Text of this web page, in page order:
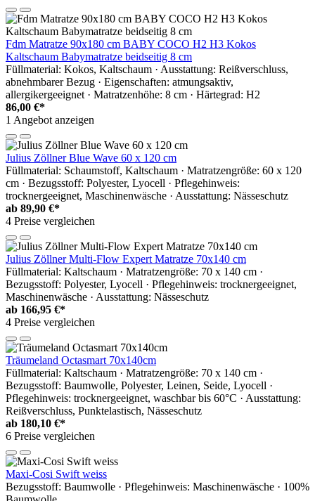
Fdm Matratze 90x180 cm BABY COCO H2 H3 Kokos
Kaltschaum Babymatratze beidseitig 8 cm
Füllmaterial: Kokos, Kaltschaum · Ausstattung: Reißverschluss,
abnehmbarer Bezug · Eigenschaften: atmungsaktiv,
allergikergeeignet · Matratzenhöhe: 8 cm · Härtegrad: H2
86,00 €*
1 Angebot anzeigen
Julius Zöllner Blue Wave 60 x 120 cm
Füllmaterial: Schaumstoff, Kaltschaum · Matratzengröße: 60 x 120
cm · Bezugsstoff: Polyester, Lyocell · Pflegehinweis:
trocknergeeignet, Maschinenwäsche · Ausstattung: Nässeschutz
ab 89,90 €*
4 Preise vergleichen
Julius Zöllner Multi-Flow Expert Matratze 70x140 cm
Füllmaterial: Kaltschaum · Matratzengröße: 70 x 140 cm ·
Bezugsstoff: Polyester, Lyocell · Pflegehinweis: trocknergeeignet,
Maschinenwäsche · Ausstattung: Nässeschutz
ab 166,95 €*
4 Preise vergleichen
Träumeland Octasmart 70x140cm
Füllmaterial: Kaltschaum · Matratzengröße: 70 x 140 cm ·
Bezugsstoff: Baumwolle, Polyester, Leinen, Seide, Lyocell ·
Pflegehinweis: trocknergeeignet, waschbar bis 60°C · Ausstattung:
Reißverschluss, Punktelastisch, Nässeschutz
ab 180,10 €*
6 Preise vergleichen
Maxi-Cosi Swift weiss
Bezugsstoff: Baumwolle · Pflegehinweis: Maschinenwäsche · 100%